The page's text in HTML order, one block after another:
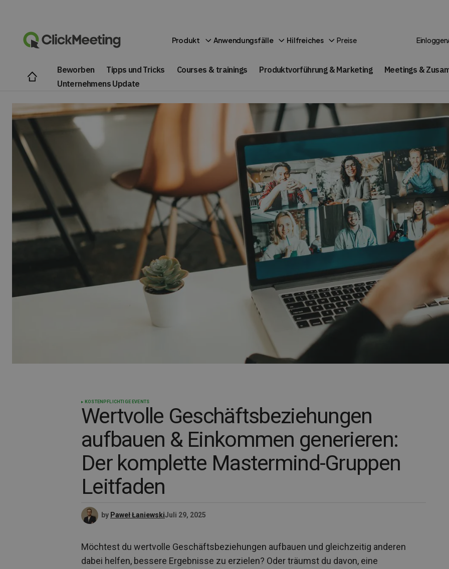
Produkt Anwendungsfälle Hilfreiches Preise Einloggen
Beworben Tipps und Tricks Courses & trainings Produktvorführung & Marketing Meetings &
Unternehmens Update
KOSTENPFLICHTIGE EVENTS
Wertvolle Geschäftsbeziehungen
aufbauen & Einkommen generieren:
Der komplette Mastermind-Gruppen
Leitfaden
by Paweł ŁaniewskiJuli 29, 2025
Möchtest du wertvolle Geschäftsbeziehungen aufbauen und gleichzeitig anderen
dabei helfen, bessere Ergebnisse zu erzielen? Oder träumst du davon, eine